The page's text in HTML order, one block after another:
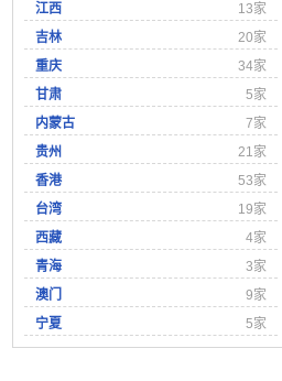
江西
13家
吉林
20家
重庆
34家
甘肃
5家
内蒙古
7家
贵州
21家
香港
53家
台湾
19家
西藏
4家
青海
3家
澳门
9家
宁夏
5家